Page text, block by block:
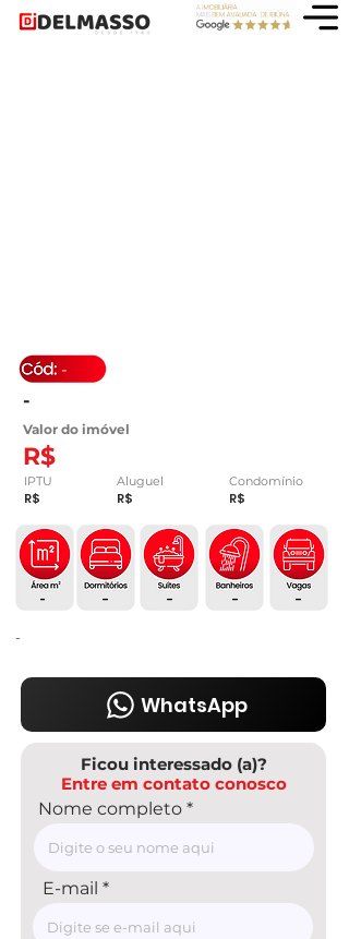
-
Valor do imóvel
R$
-
IPTU
R$
Aluguel Condomínio
R$ R$
-
-
- - -
-
WhatsApp
Ficou interessado (a)?
Entre em contato conosco
Nome completo
E-mail